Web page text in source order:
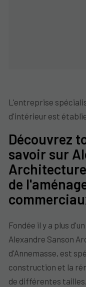
L'entreprise
d'intérieur est
Découvrez
savoir sur
de
Fondée il y a plus
Alexandre Sanson
d'Annemasse, est
construction et la
de différentes